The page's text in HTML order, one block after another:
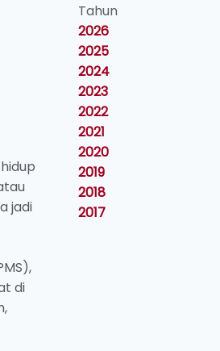
jadi
di
Tahun
2026
2025
2024
2023
2022
2021
2020
2019
2018
2017